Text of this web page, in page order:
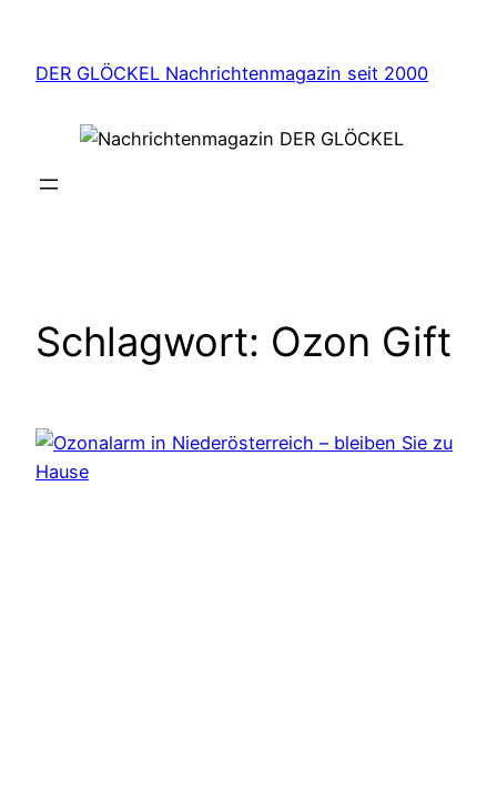
springen
DER GLÖCKEL Nachrichtenmagazin seit 2000
Schlagwort: Ozon Gift